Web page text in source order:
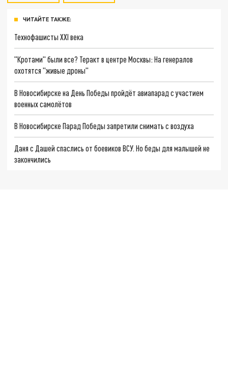
ЧИТАЙТЕ ТАКЖЕ:
Технофашисты XXI века
"Кротами" были все? Теракт в центре Москвы: На генералов
охотятся "живые дроны"
В Новосибирске на День Победы пройдёт авиапарад с участием
военных самолётов
В Новосибирске Парад Победы запретили снимать с воздуха
Даня с Дашей спаслись от боевиков ВСУ. Но беды для малышей не
закончились